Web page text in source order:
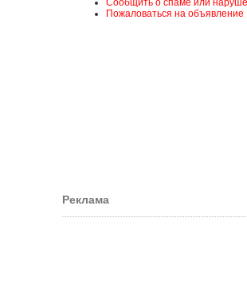
Сообщить о спаме или
Пожаловаться на объявление
Реклама